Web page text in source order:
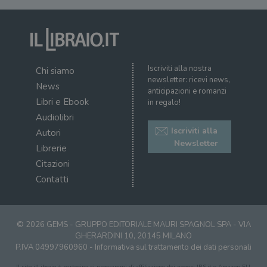
Chi siamo
News
Libri e Ebook
Audiolibri
Autori
Librerie
Citazioni
Contatti
Iscriviti alla nostra
newsletter: ricevi news,
anticipazioni e romanzi
in regalo!
Iscriviti alla
Newsletter
© 2026 GEMS - GRUPPO EDITORIALE MAURI SPAGNOL SPA - VIA
GHERARDINI 10, 20145 MILANO
P.IVA 04997960960 - Informativa sul trattamento dei dati personali